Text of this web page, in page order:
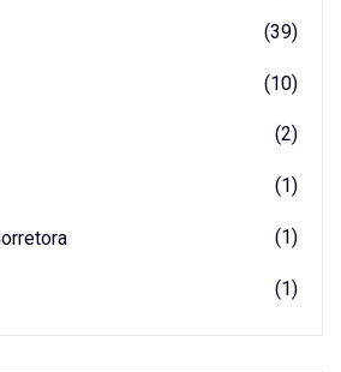
(39)
(10)
(2)
(1)
(1)
(1)